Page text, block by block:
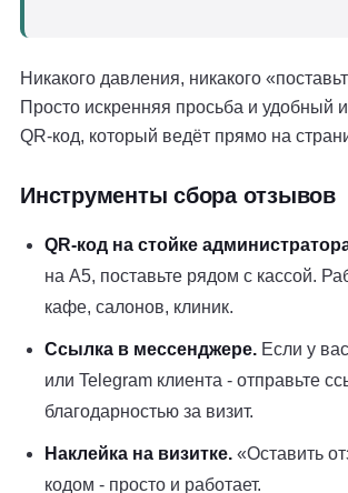
Никакого давления, никакого
Просто искренняя просьба и удобный
QR-код, который ведёт прямо на
Инструменты сбора отзывов
QR-код на стойке
на А5, поставьте рядом с кассой.
кафе, салонов, клиник.
Ссылка в мессенджере. Если у
или Telegram клиента - отправьте
благодарностью за визит.
Наклейка на визитке. «Оставить
кодом - просто и работает.